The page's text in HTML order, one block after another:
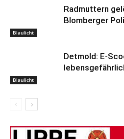
Blaulicht
Radmuttern
Blomberger
Blaulicht
Detmold: E-